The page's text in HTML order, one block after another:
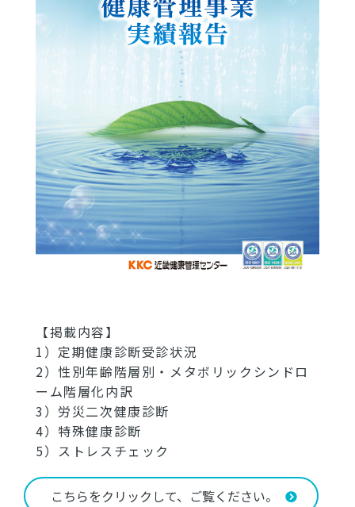
【掲載内容】
1）定期健康診断受診状況
2）性別年齢階層別・メタボリックシンドロ
ーム階層化内訳
3）労災二次健康診断
4）特殊健康診断
5）ストレスチェック
こちらをクリックして、ご覧ください。